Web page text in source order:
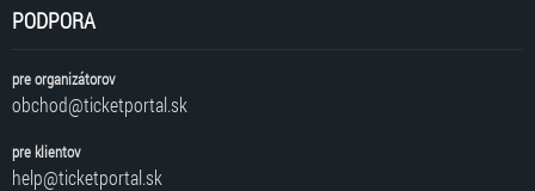
PODPORA
pre organizátorov
obchod@ticketportal.sk
pre klientov
help@ticketportal.sk